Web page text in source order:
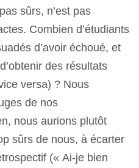
sûrs, n’est pas
Combien d’étudiants
d’avoir échoué, et
des résultats
versa) ? Nous
de nos
nous aurions plutôt
sûrs de nous, à écarter
(« Ai-je bien